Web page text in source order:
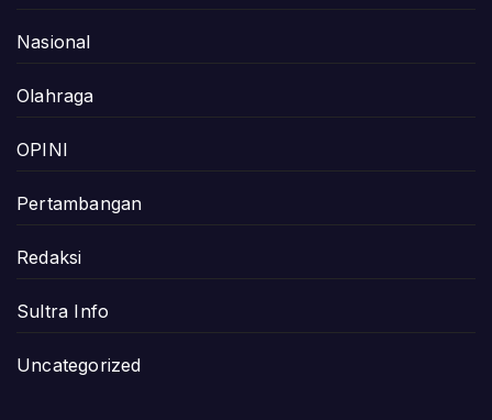
Nasional
Olahraga
OPINI
Pertambangan
Redaksi
Sultra Info
Uncategorized